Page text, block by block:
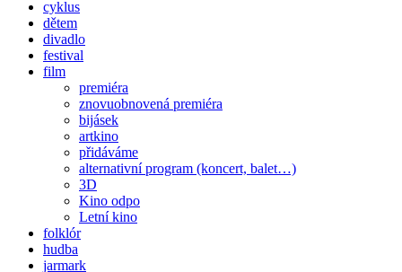
cyklus
dětem
divadlo
festival
film
premiéra
znovuobnovená premiéra
bijásek
artkino
přidáváme
alternativní program (koncert, balet…)
3D
Kino odpo
Letní kino
folklór
hudba
jarmark